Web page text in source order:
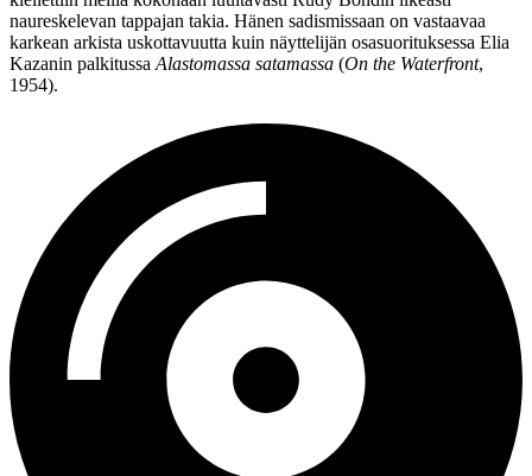
naureskelevan tappajan takia. Hänen sadismissaan on vastaavaa
karkean arkista uskottavuutta kuin näyttelijän osasuorituksessa Elia
Kazanin palkitussa Alastomassa satamassa (On the Waterfront,
1954).